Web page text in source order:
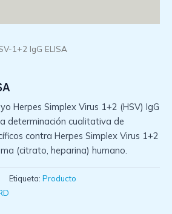
1+2 IgG ELISA
Herpes Simplex Virus 1+2 (HSV) IgG
determinación cualitativa de
contra Herpes Simplex Virus 1+2
(citrato, heparina) humano.
Etiqueta: Producto